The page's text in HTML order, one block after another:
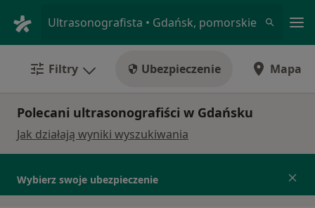
Ultrasonografista • Gdańsk, pomorskie
Filtry Ubezpieczenie Mapa
Polecani ultrasonografiści w Gdańsku
Jak działają wyniki wyszukiwania
Wybierz swoje ubezpieczenie